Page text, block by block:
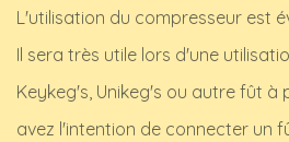
L'utilisation du compresseur est
Il sera très utile lors d'une
Keykeg's, Unikeg's ou autre fût à
avez l'intention de connecter un